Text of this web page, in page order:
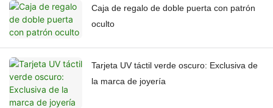
Caja de regalo de doble puerta con patrón
oculto
Tarjeta UV táctil verde oscuro: Exclusiva de
la marca de joyería